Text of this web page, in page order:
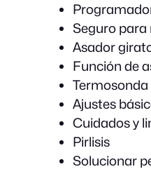
Seguro para
Asador
Función de
Termosonda
Ajustes
Cuidados y
Pirlisis
Solucionar